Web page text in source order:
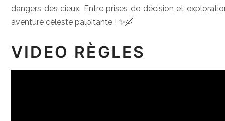
dangers des cieux. Entre prises de décision et
aventure célèste palpitante ! ✨🛶
VIDEO RÈGLES